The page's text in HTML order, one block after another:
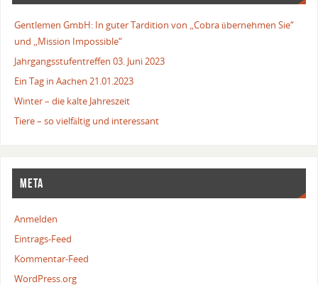
Gentlemen GmbH: In guter Tardition von „Cobra übernehmen Sie“
und „Mission Impossible“
Jahrgangsstufentreffen 03. Juni 2023
Ein Tag in Aachen 21.01.2023
Winter – die kalte Jahreszeit
Tiere – so vielfältig und interessant
META
Anmelden
Eintrags-Feed
Kommentar-Feed
WordPress.org